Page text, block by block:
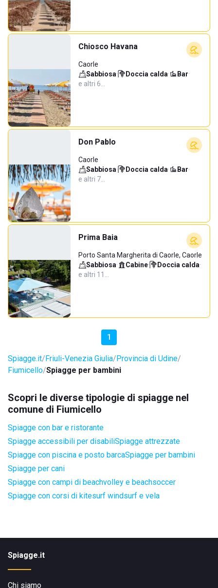
Chiosco Havana
Caorle
Sabbiosa· Doccia calda· Bar·
e altri 6…
Don Pablo
Caorle
Sabbiosa· Doccia calda· Bar·
e altri 7…
Prima Baia
Porto Santa Margherita di Caorle, Caorle
Sabbiosa· Cabine· Doccia calda·
e altri 11…
1
Spiagge.it Friuli-Venezia Giulia Provincia di Udine
Fiumicello Spiagge per bambini
Scopri le diverse tipologie di spiagge nel
comune di Fiumicello
Spiagge con bar e ristorante
Spiagge accessibili per disabiliSpiagge attrezzate
Spiagge con piscina e posto barcaSpiagge per bambini
Spiagge per cani
Spiagge con campi di beachvolley e beachsoccer
Spiagge con corsi di kitesurf windsurf e vela
Spiagge.it
Chi siamo